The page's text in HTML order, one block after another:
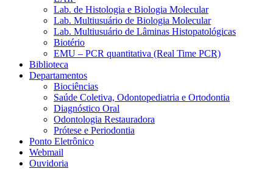
Lab. de Histologia e Biologia Molecular
Lab. Multiusuário de Biologia Molecular
Lab. Multiusuário de Lâminas Histopatológicas
Biotério
EMU – PCR quantitativa (Real Time PCR)
Biblioteca
Departamentos
Biociências
Saúde Coletiva, Odontopediatria e Ortodontia
Diagnóstico Oral
Odontologia Restauradora
Prótese e Periodontia
Ponto Eletrônico
Webmail
Ouvidoria